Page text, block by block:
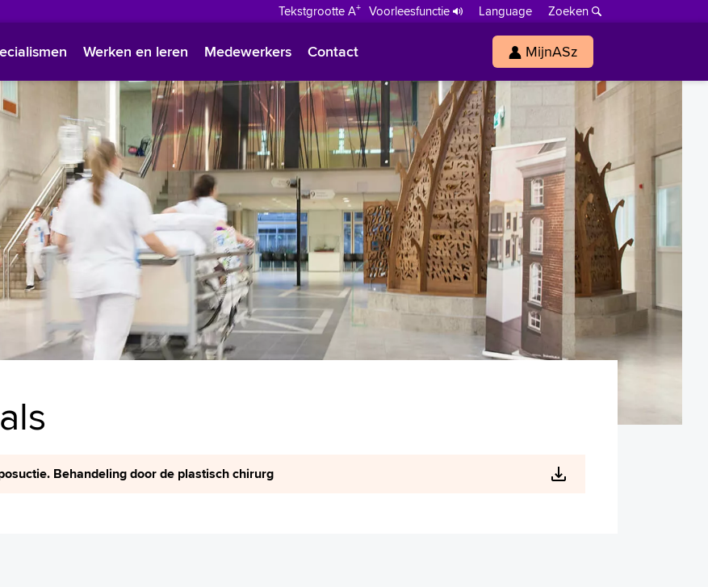
Tekstgrootte A+ Voorleesfunctie Language
Zoeken
Polski
Türkçe
Arabisch
Werken en leren Medewerkers Contact MijnASz
Behandeling door de plastisch chirurg